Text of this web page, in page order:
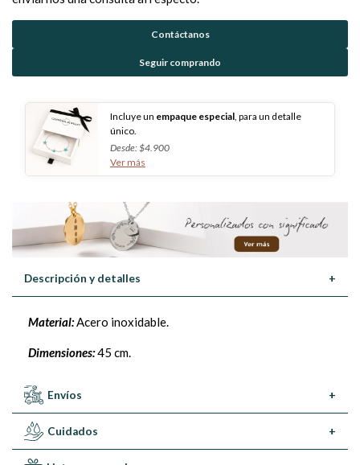
Contáctanos
Seguir comprando
Incluye un empaque especial , para un detalle
único.
Desde: $4.900
Ver más
Descripción y detalles +
Material:Acero inoxidable.
Dimensiones:45 cm.
Envíos +
Cuidados +